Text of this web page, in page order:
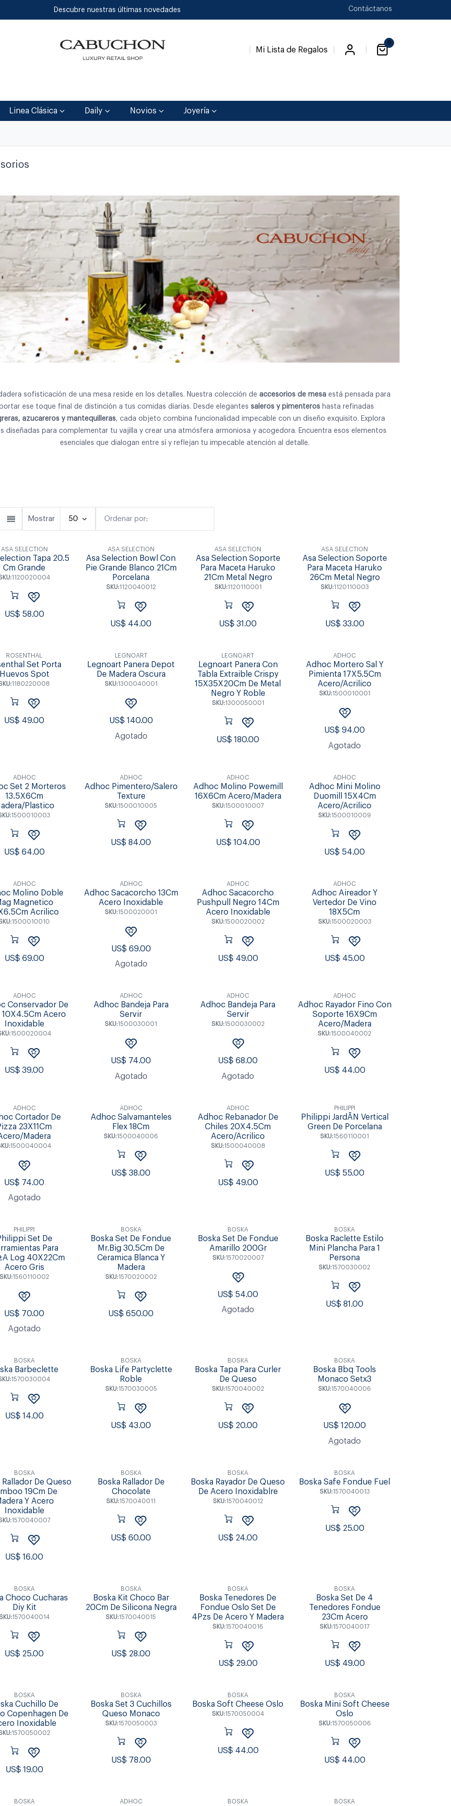
Descubre nuestras últimas novedades Contáctanos
Mi Lista de Regalos
0
Linea Clásica Daily Novios Joyería
sofisticación de una mesa reside en los detalles. Nuestra colección de accesorios de mesa está pensada para
ese toque final de distinción a tus comidas diarias. Desde elegantes saleros y pimenteros hasta refinadas
azucareros y mantequilleras, cada objeto combina funcionalidad impecable con un diseño exquisito. Explora
diseñadas para complementar tu vajilla y crear una atmósfera armoniosa y acogedora. Encuentra esos elementos
esenciales que dialogan entre sí y reflejan tu impecable atención al detalle.
Ordenar por:
Mostrar 50
ASA SELECTION
Tapa 20.5
Cm Grande
1120020004
US$ 58.00
ASA SELECTION
Asa Selection Bowl Con
Pie Grande Blanco 21Cm
Porcelana
SKU:1120040012
US$ 44.00
ASA SELECTION
Asa Selection Soporte
Para Maceta Haruko
21Cm Metal Negro
SKU:1120110001
US$31.00
ASA SELECTION
Asa Selection Soporte
Para Maceta Haruko
26Cm Metal Negro
SKU:1120110003
US$ 33.00
ROSENTHAL
Set Porta
Huevos Spot
1180220008
US$ 49.00
LEGNOART
Legnoart Panera Depot
De Madera Oscura
SKU:1300040001
US$ 140.00
Agotado
LEGNOART
Legnoart Panera Con
Tabla Extraible Crispy
15X35X20Cm De Metal
Negro Y Roble
SKU:1300050001
US$180.00
ADHOC
Adhoc Mortero Sal Y
Pimienta 17X5.5Cm
Acero/Acrilico
SKU:1500010001
US$94.00
Agotado
ADHOC
Set 2 Morteros
13.5X6Cm
Plastico
1500010003
US$ 64.00
ADHOC
Adhoc Pimentero/Salero
Texture
SKU:1500010005
US$84.00
ADHOC
Adhoc Molino Powemill
16X6Cm Acero/Madera
SKU:1500010007
US$ 104.00
ADHOC
Adhoc Mini Molino
Duomill 15X4Cm
Acero/Acrilico
SKU:1500010009
US$ 54.00
ADHOC
Molino Doble
Magnetico
Acrilico
1500010010
US$ 69.00
ADHOC
Adhoc Sacacorcho 13Cm
Acero Inoxidable
SKU:1500020001
US$ 69.00
Agotado
ADHOC
Adhoc Sacacorcho
Pushpull Negro 14Cm
Acero Inoxidable
SKU:1500020002
US$ 49.00
ADHOC
Adhoc Aireador Y
Vertedor De Vino
18X5Cm
SKU:1500020003
US$ 45.00
ADHOC
Conservador De
10X4.5Cm Acero
Inoxidable
1500020004
US$39.00
ADHOC
Adhoc Bandeja Para
Servir
SKU:1500030001
US$ 74.00
Agotado
ADHOC
Adhoc Bandeja Para
Servir
SKU:1500030002
US$68.00
Agotado
ADHOC
Adhoc Rayador Fino Con
Soporte 16X9Cm
Acero/Madera
SKU:1500040002
US$ 44.00
ADHOC
Cortador De
23X11Cm
Madera
1500040004
US$ 74.00
Agotado
ADHOC
Adhoc Salvamanteles
Flex 18Cm
SKU:1500040006
US$38.00
ADHOC
Adhoc Rebanador De
Chiles 20X4.5Cm
Acero/Acrilico
SKU:1500040008
US$ 49.00
PHILIPPI
Philippi JardÃ­N Vertical
Green De Porcelana
SKU:1560110001
US$ 55.00
PHILIPPI
Set De
Para
Log 40X22Cm
Acero Gris
SKU:1560110002
US$ 70.00
Agotado
BOSKA
Boska Set De Fondue
Mr.Big 30.5Cm De
Ceramica Blanca Y
Madera
SKU:1570020002
US$650.00
BOSKA
Boska Set De Fondue
Amarillo 200Gr
SKU:1570020007
US$ 54.00
Agotado
BOSKA
Boska Raclette Estilo
Mini Plancha Para 1
Persona
SKU:1570030002
US$81.00
BOSKA
Barbeclette
1570030004
US$ 14.00
BOSKA
Boska Life Partyclette
Roble
SKU:1570030005
US$ 43.00
BOSKA
Boska Tapa Para Curler
De Queso
SKU:1570040002
US$ 20.00
BOSKA
Boska Bbq Tools
Monaco Setx3
SKU:1570040006
US$120.00
Agotado
BOSKA
Rallador De Queso
19Cm De
Y Acero
Inoxidable
1570040007
US$16.00
BOSKA
Boska Rallador De
Chocolate
SKU:1570040011
US$60.00
BOSKA
Boska Rayador De Queso
De Acero Inoxidablre
SKU:1570040012
US$ 24.00
BOSKA
Boska Safe Fondue Fuel
SKU:1570040013
US$ 25.00
BOSKA
Choco Cucharas
Diy Kit
1570040014
US$ 25.00
BOSKA
Boska Kit Choco Bar
20Cm De Silicona Negra
SKU:1570040015
US$ 28.00
BOSKA
Boska Tenedores De
Fondue Oslo Set De
4Pzs De Acero Y Madera
SKU:1570040016
US$ 29.00
BOSKA
Boska Set De 4
Tenedores Fondue
23Cm Acero
SKU:1570040017
US$ 49.00
BOSKA
Cuchillo De
Copenhagen De
Inoxidable
1570050002
US$ 19.00
BOSKA
Boska Set 3 Cuchillos
Queso Monaco
SKU:1570050003
US$ 78.00
BOSKA
Boska Soft Cheese Oslo
SKU:1570050004
US$ 44.00
BOSKA
Boska Mini Soft Cheese
Oslo
SKU:1570050006
US$ 44.00
BOSKA ADHOC BOSKA BOSKA